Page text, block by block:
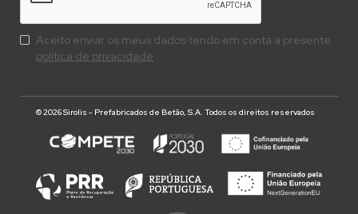
Aceito enviar os meus dados tendo em conta a presente
política de privacidade
© 2026 Sirolis - Prefabricados de Betão, S.A. Todos os direitos reservados